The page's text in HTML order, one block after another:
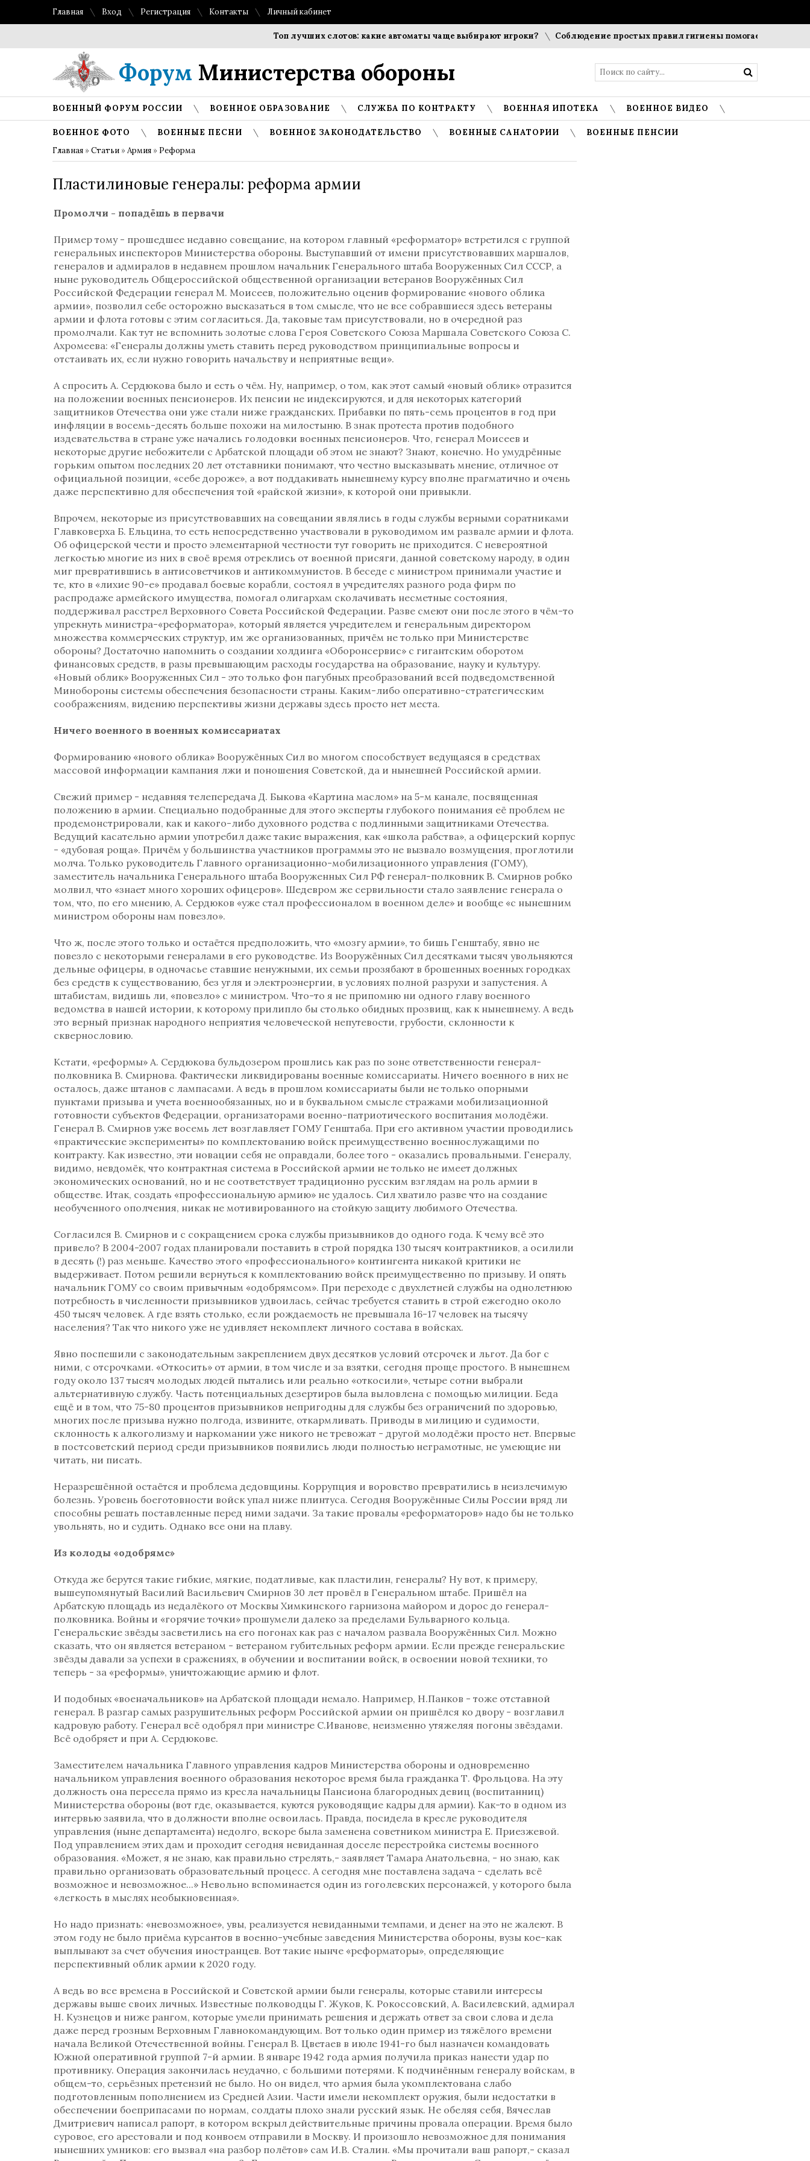
Главная Вход Регистрация Контакты Личный кабинет
Топ лучших слотов: какие автоматы чаще выбирают игроки? Соблюдение простых правил гигиены помогает сохранить
Форум Министерства обороны
ВОЕННЫЙ ФОРУМ РОССИИ ВОЕННОЕ ОБРАЗОВАНИЕ СЛУЖБА ПО КОНТРАКТУ ВОЕННАЯ ИПОТЕКА ВОЕННОЕ ВИДЕО
ВОЕННОЕ ФОТО ВОЕННЫЕ ПЕСНИ ВОЕННОЕ ЗАКОНОДАТЕЛЬСТВО ВОЕННЫЕ САНАТОРИИ
ВОЕННЫЕ ПЕНСИИ
Главная »Статьи »Армия » Реформа
Пластилиновые генералы: реформа армии
Промолчи - попадёшь в первачи
Пример тому - прошедшее недавно совещание, на котором главный «реформатор» встретился с группой
генеральных инспекторов Министерства обороны. Выступавший от имени присутствовавших маршалов,
генералов и адмиралов в недавнем прошлом начальник Генерального штаба Вооруженных Сил СССР, а
ныне руководитель Общероссийской общественной организации ветеранов Вооружённых Сил
Российской Федерации генерал М. Моисеев, положительно оценив формирование «нового облика
армии», позволил себе осторожно высказаться в том смысле, что не все собравшиеся здесь ветераны
армии и флота готовы с этим согласиться. Да, таковые там присутствовали, но в очередной раз
промолчали. Как тут не вспомнить золотые слова Героя Советского Союза Маршала Советского Союза С.
Ахромеева: «Генералы должны уметь ставить перед руководством принципиальные вопросы и
отстаивать их, если нужно говорить начальству и неприятные вещи».
А спросить А. Сердюкова было и есть о чём. Ну, например, о том, как этот самый «новый облик» отразится
на положении военных пенсионеров. Их пенсии не индексируются, и для некоторых категорий
защитников Отечества они уже стали ниже гражданских. Прибавки по пять-семь процентов в год при
инфляции в восемь-десять больше похожи на милостыню. В знак протеста против подобного
издевательства в стране уже начались голодовки военных пенсионеров. Что, генерал Моисеев и
некоторые другие небожители с Арбатской площади об этом не знают? Знают, конечно. Но умудрённые
горьким опытом последних 20 лет отставники понимают, что честно высказывать мнение, отличное от
официальной позиции, «себе дороже», а вот поддакивать нынешнему курсу вполне прагматично и очень
даже перспективно для обеспечения той «райской жизни», к которой они привыкли.
Впрочем, некоторые из присутствовавших на совещании являлись в годы службы верными соратниками
Главковерха Б. Ельцина, то есть непосредственно участвовали в руководимом им развале армии и флота.
Об офицерской чести и просто элементарной честности тут говорить не приходится. С невероятной
легкостью многие из них в своё время отреклись от военной присяги, данной советскому народу, в один
миг превратившись в антисоветчиков и антикоммунистов. В беседе с министром принимали участие и
те, кто в «лихие 90-е» продавал боевые корабли, состоял в учредителях разного рода фирм по
распродаже армейского имущества, помогал олигархам сколачивать несметные состояния,
поддерживал расстрел Верховного Совета Российской Федерации. Разве смеют они после этого в чём-то
упрекнуть министра-«реформатора», который является учредителем и генеральным директором
множества коммерческих структур, им же организованных, причём не только при Министерстве
обороны? Достаточно напомнить о создании холдинга «Оборонсервис» с гигантским оборотом
финансовых средств, в разы превышающим расходы государства на образование, науку и культуру.
«Новый облик» Вооруженных Сил - это только фон пагубных преобразований всей подведомственной
Минобороны системы обеспечения безопасности страны. Каким-либо оперативно-стратегическим
соображениям, видению перспективы жизни державы здесь просто нет места.
Ничего военного в военных комиссариатах
Формированию «нового облика» Вооружённых Сил во многом способствует ведущаяся в средствах
массовой информации кампания лжи и поношения Советской, да и нынешней Российской армии.
Свежий пример - недавняя телепередача Д. Быкова «Картина маслом» на 5-м канале, посвященная
положению в армии. Специально подобранные для этого эксперты глубокого понимания её проблем не
продемонстрировали, как и какого-либо духовного родства с подлинными защитниками Отечества.
Ведущий касательно армии употребил даже такие выражения, как «школа рабства», а офицерский корпус
- «дубовая роща». Причём у большинства участников программы это не вызвало возмущения, проглотили
молча. Только руководитель Главного организационно-мобилизационного управления (ГОМУ),
заместитель начальника Генерального штаба Вооруженных Сил РФ генерал-полковник В. Смирнов робко
молвил, что «знает много хороших офицеров». Шедевром же сервильности стало заявление генерала о
том, что, по его мнению, А. Сердюков «уже стал профессионалом в военном деле» и вообще «с нынешним
министром обороны нам повезло».
Что ж, после этого только и остаётся предположить, что «мозгу армии», то бишь Генштабу, явно не
повезло с некоторыми генералами в его руководстве. Из Вооружённых Сил десятками тысяч увольняются
дельные офицеры, в одночасье ставшие ненужными, их семьи прозябают в брошенных военных городках
без средств к существованию, без угля и электроэнергии, в условиях полной разрухи и запустения. А
штабистам, видишь ли, «повезло» с министром. Что-то я не припомню ни одного главу военного
ведомства в нашей истории, к которому прилипло бы столько обидных прозвищ, как к нынешнему. А ведь
это верный признак народного неприятия человеческой непутевости, грубости, склонности к
сквернословию.
Кстати, «реформы» А. Сердюкова бульдозером прошлись как раз по зоне ответственности генерал-
полковника В. Смирнова. Фактически ликвидированы военные комиссариаты. Ничего военного в них не
осталось, даже штанов с лампасами. А ведь в прошлом комиссариаты были не только опорными
пунктами призыва и учета военнообязанных, но и в буквальном смысле стражами мобилизационной
готовности субъектов Федерации, организаторами военно-патриотического воспитания молодёжи.
Генерал В. Смирнов уже восемь лет возглавляет ГОМУ Генштаба. При его активном участии проводились
«практические эксперименты» по комплектованию войск преимущественно военнослужащими по
контракту. Как известно, эти новации себя не оправдали, более того - оказались провальными. Генералу,
видимо, невдомёк, что контрактная система в Российской армии не только не имеет должных
экономических оснований, но и не соответствует традиционно русским взглядам на роль армии в
обществе. Итак, создать «профессиональную армию» не удалось. Сил хватило разве что на создание
необученного ополчения, никак не мотивированного на стойкую защиту любимого Отечества.
Согласился В. Смирнов и с сокращением срока службы призывников до одного года. К чему всё это
привело? В 2004-2007 годах планировали поставить в строй порядка 130 тысяч контрактников, а осилили
в десять (!) раз меньше. Качество этого «профессионального» контингента никакой критики не
выдерживает. Потом решили вернуться к комплектованию войск преимущественно по призыву. И опять
начальник ГОМУ со своим привычным «одобрямсом». При переходе с двухлетней службы на однолетнюю
потребность в численности призывников удвоилась, сейчас требуется ставить в строй ежегодно около
450 тысяч человек. А где взять столько, если рождаемость не превышала 16-17 человек на тысячу
населения? Так что никого уже не удивляет некомплект личного состава в войсках.
Явно поспешили с законодательным закреплением двух десятков условий отсрочек и льгот. Да бог с
ними, с отсрочками. «Откосить» от армии, в том числе и за взятки, сегодня проще простого. В нынешнем
году около 137 тысяч молодых людей пытались или реально «откосили», четыре сотни выбрали
альтернативную службу. Часть потенциальных дезертиров была выловлена с помощью милиции. Беда
ещё и в том, что 75-80 процентов призывников непригодны для службы без ограничений по здоровью,
многих после призыва нужно полгода, извините, откармливать. Приводы в милицию и судимости,
склонность к алкоголизму и наркомании уже никого не тревожат - другой молодёжи просто нет. Впервые
в постсоветский период среди призывников появились люди полностью неграмотные, не умеющие ни
читать, ни писать.
Неразрешённой остаётся и проблема дедовщины. Коррупция и воровство превратились в неизлечимую
болезнь. Уровень боеготовности войск упал ниже плинтуса. Сегодня Вооружённые Силы России вряд ли
способны решать поставленные перед ними задачи. За такие провалы «реформаторов» надо бы не только
увольнять, но и судить. Однако все они на плаву.
Из колоды «одобрямс»
Откуда же берутся такие гибкие, мягкие, податливые, как пластилин, генералы? Ну вот, к примеру,
вышеупомянутый Василий Васильевич Смирнов 30 лет провёл в Генеральном штабе. Пришёл на
Арбатскую площадь из недалёкого от Москвы Химкинского гарнизона майором и дорос до генерал-
полковника. Войны и «горячие точки» прошумели далеко за пределами Бульварного кольца.
Генеральские звёзды засветились на его погонах как раз с началом развала Вооружённых Сил. Можно
сказать, что он является ветераном - ветераном губительных реформ армии. Если прежде генеральские
звёзды давали за успехи в сражениях, в обучении и воспитании войск, в освоении новой техники, то
теперь - за «реформы», уничтожающие армию и флот.
И подобных «военачальников» на Арбатской площади немало. Например, Н.Панков - тоже отставной
генерал. В разгар самых разрушительных реформ Российской армии он пришёлся ко двору - возглавил
кадровую работу. Генерал всё одобрял при министре С.Иванове, неизменно утяжеляя погоны звёздами.
Всё одобряет и при А. Сердюкове.
Заместителем начальника Главного управления кадров Министерства обороны и одновременно
начальником управления военного образования некоторое время была гражданка Т. Фрольцова. На эту
должность она пересела прямо из кресла начальницы Пансиона благородных девиц (воспитанниц)
Министерства обороны (вот где, оказывается, куются руководящие кадры для армии). Как-то в одном из
интервью заявила, что в должности вполне освоилась. Правда, посидела в кресле руководителя
управления (ныне департамента) недолго, вскоре была заменена советником министра Е. Приезжевой.
Под управлением этих дам и проходит сегодня невиданная доселе перестройка системы военного
образования. «Может, я не знаю, как правильно стрелять,- заявляет Тамара Анатольевна, - но знаю, как
правильно организовать образовательный процесс. А сегодня мне поставлена задача - сделать всё
возможное и невозможное...» Невольно вспоминается один из гоголевских персонажей, у которого была
«легкость в мыслях необыкновенная».
Но надо признать: «невозможное», увы, реализуется невиданными темпами, и денег на это не жалеют. В
этом году не было приёма курсантов в военно-учебные заведения Министерства обороны, вузы кое-как
выплывают за счет обучения иностранцев. Вот такие нынче «реформаторы», определяющие
перспективный облик армии к 2020 году.
А ведь во все времена в Российской и Советской армии были генералы, которые ставили интересы
державы выше своих личных. Известные полководцы Г. Жуков, К. Рокоссовский, А. Василевский, адмирал
Н. Кузнецов и ниже рангом, которые умели принимать решения и держать ответ за свои слова и дела
даже перед грозным Верховным Главнокомандующим. Вот только один пример из тяжёлого времени
начала Великой Отечественной войны. Генерал В. Цветаев в июле 1941-го был назначен командовать
Южной оперативной группой 7-й армии. В январе 1942 года армия получила приказ нанести удар по
противнику. Операция закончилась неудачно, с большими потерями. К подчинённым генералу войскам, в
общем-то, серьёзных претензий не было. Но он видел, что армия была укомплектована слабо
подготовленным пополнением из Средней Азии. Части имели некомплект оружия, были недостатки в
обеспечении боеприпасами по нормам, солдаты плохо знали русский язык. Не обеляя себя, Вячеслав
Дмитриевич написал рапорт, в котором вскрыл действительные причины провала операции. Время было
суровое, его арестовали и под конвоем отправили в Москву. И произошло невозможное для понимания
нынешних умников: его вызвал «на разбор полётов» сам И.В. Сталин. «Мы прочитали ваш рапорт,- сказал